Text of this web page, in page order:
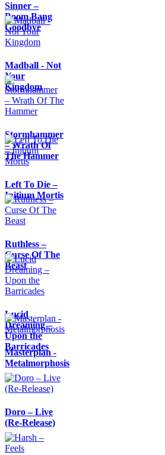
Sinner –
Boom Bang
Goodbye
Madball - Not
Your
Kingdom
Stormhammer
– Wrath Of
The Hammer
Left To Die –
Initium Mortis
Ruthless –
Curse Of The
Beast
Lucid
Dreaming –
Upon the
Barricades
Masterplan -
Metalmorphosis
Doro – Live
(Re-Release)